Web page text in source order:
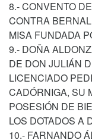
8.- CONVENTO
CONTRA
MISA FUNDADA
9.- DOÑA
DE DON JULIÁN
LICENCIADO
CADÓRNIGA, SU
POSESIÓN DE
LOS DOTADOS A
10.- FARNANDO